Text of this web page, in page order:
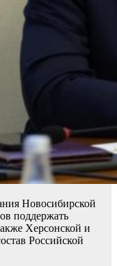
Новосибирской
поддержать
Херсонской и
Российской